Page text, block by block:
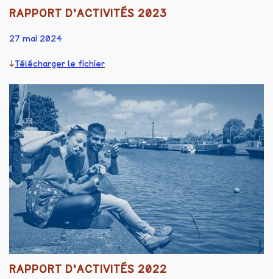
RAPPORT D’ACTIVITÉS 2023
27 mai 2024
Télécharger le fichier
RAPPORT D’ACTIVITÉS 2022